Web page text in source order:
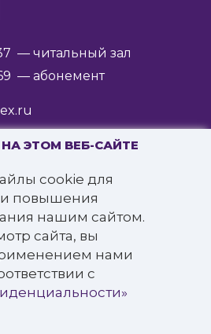
НА ЭТОМ ВЕБ-САЙТЕ
cookie для
повышения
нашим сайтом.
сайта, вы
нами
с
— читальный зал
— абонемент
бюджетное
специальная
им. В.Я. Ерошенко».